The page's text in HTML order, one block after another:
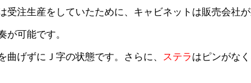
注生産をしていたために、キャビネットは販売会社が
が可能です。
曲げずにＪ字の状態です。さらに、 ステラはピンがな